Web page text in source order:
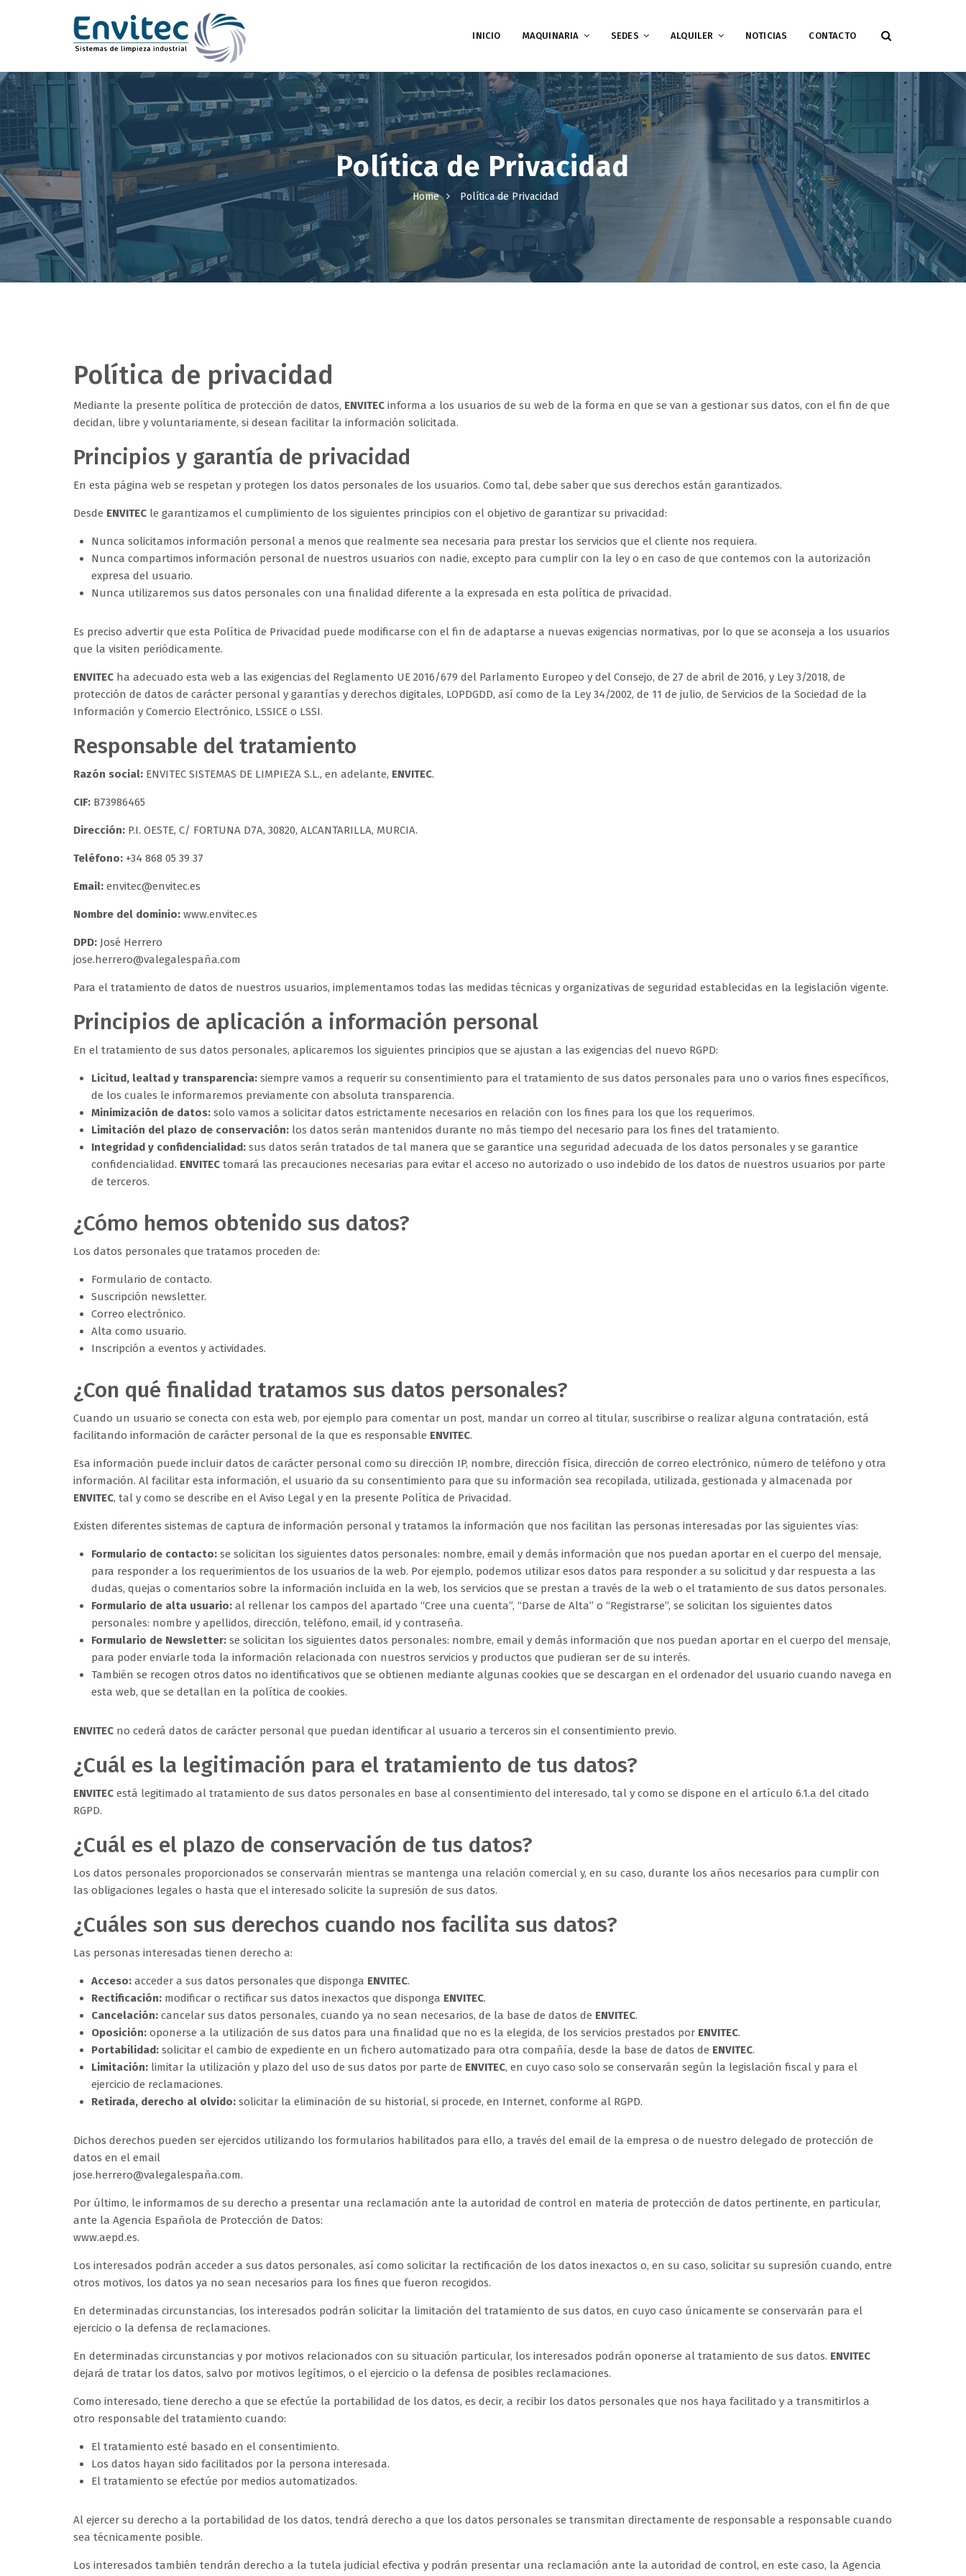
INICIO MAQUINARIA SEDES ALQUILER NOTICIAS CONTACTO
Política de Privacidad
Home Política de Privacidad
Política de privacidad
Mediante la presente política de protección de datos, ENVITEC informa a los usuarios de su web de la forma en que se van a gestionar sus datos, con el fin de que
decidan, libre y voluntariamente, si desean facilitar la información solicitada.
Principios y garantía de privacidad
En esta página web se respetan y protegen los datos personales de los usuarios. Como tal, debe saber que sus derechos están garantizados.
Desde ENVITEC le garantizamos el cumplimiento de los siguientes principios con el objetivo de garantizar su privacidad:
Nunca solicitamos información personal a menos que realmente sea necesaria para prestar los servicios que el cliente nos requiera.
Nunca compartimos información personal de nuestros usuarios con nadie, excepto para cumplir con la ley o en caso de que contemos con la autorización
expresa del usuario.
Nunca utilizaremos sus datos personales con una finalidad diferente a la expresada en esta política de privacidad.
Es preciso advertir que esta Política de Privacidad puede modificarse con el fin de adaptarse a nuevas exigencias normativas, por lo que se aconseja a los usuarios
que la visiten periódicamente.
ENVITEC ha adecuado esta web a las exigencias del Reglamento UE 2016/679 del Parlamento Europeo y del Consejo, de 27 de abril de 2016, y Ley 3/2018, de
protección de datos de carácter personal y garantías y derechos digitales, LOPDGDD, así como de la Ley 34/2002, de 11 de julio, de Servicios de la Sociedad de la
Información y Comercio Electrónico, LSSICE o LSSI.
Responsable del tratamiento
Razón social: ENVITEC SISTEMAS DE LIMPIEZA S.L., en adelante, ENVITEC.
CIF: B73986465
Dirección: P.I. OESTE, C/ FORTUNA D7A, 30820, ALCANTARILLA, MURCIA.
Teléfono: +34 868 05 39 37
Email: envitec@envitec.es
Nombre del dominio: www.envitec.es
DPD: José Herrero
jose.herrero@valegalespaña.com
Para el tratamiento de datos de nuestros usuarios, implementamos todas las medidas técnicas y organizativas de seguridad establecidas en la legislación vigente.
Principios de aplicación a información personal
En el tratamiento de sus datos personales, aplicaremos los siguientes principios que se ajustan a las exigencias del nuevo RGPD:
Licitud, lealtad y transparencia: siempre vamos a requerir su consentimiento para el tratamiento de sus datos personales para uno o varios fines específicos,
de los cuales le informaremos previamente con absoluta transparencia.
Minimización de datos: solo vamos a solicitar datos estrictamente necesarios en relación con los fines para los que los requerimos.
Limitación del plazo de conservación: los datos serán mantenidos durante no más tiempo del necesario para los fines del tratamiento.
Integridad y confidencialidad: sus datos serán tratados de tal manera que se garantice una seguridad adecuada de los datos personales y se garantice
confidencialidad. ENVITEC tomará las precauciones necesarias para evitar el acceso no autorizado o uso indebido de los datos de nuestros usuarios por parte
de terceros.
¿Cómo hemos obtenido sus datos?
Los datos personales que tratamos proceden de:
Formulario de contacto.
Suscripción newsletter.
Correo electrónico.
Alta como usuario.
Inscripción a eventos y actividades.
¿Con qué finalidad tratamos sus datos personales?
Cuando un usuario se conecta con esta web, por ejemplo para comentar un post, mandar un correo al titular, suscribirse o realizar alguna contratación, está
facilitando información de carácter personal de la que es responsable ENVITEC.
Esa información puede incluir datos de carácter personal como su dirección IP, nombre, dirección física, dirección de correo electrónico, número de teléfono y otra
información. Al facilitar esta información, el usuario da su consentimiento para que su información sea recopilada, utilizada, gestionada y almacenada por
ENVITEC, tal y como se describe en el Aviso Legal y en la presente Política de Privacidad.
Existen diferentes sistemas de captura de información personal y tratamos la información que nos facilitan las personas interesadas por las siguientes vías:
Formulario de contacto: se solicitan los siguientes datos personales: nombre, email y demás información que nos puedan aportar en el cuerpo del mensaje,
para responder a los requerimientos de los usuarios de la web. Por ejemplo, podemos utilizar esos datos para responder a su solicitud y dar respuesta a las
dudas, quejas o comentarios sobre la información incluida en la web, los servicios que se prestan a través de la web o el tratamiento de sus datos personales.
Formulario de alta usuario: al rellenar los campos del apartado “Cree una cuenta”, “Darse de Alta” o “Registrarse”, se solicitan los siguientes datos
personales: nombre y apellidos, dirección, teléfono, email, id y contraseña.
Formulario de Newsletter: se solicitan los siguientes datos personales: nombre, email y demás información que nos puedan aportar en el cuerpo del mensaje,
para poder enviarle toda la información relacionada con nuestros servicios y productos que pudieran ser de su interés.
También se recogen otros datos no identificativos que se obtienen mediante algunas cookies que se descargan en el ordenador del usuario cuando navega en
esta web, que se detallan en la política de cookies.
ENVITEC no cederá datos de carácter personal que puedan identificar al usuario a terceros sin el consentimiento previo.
¿Cuál es la legitimación para el tratamiento de tus datos?
ENVITEC está legitimado al tratamiento de sus datos personales en base al consentimiento del interesado, tal y como se dispone en el artículo 6.1.a del citado
RGPD.
¿Cuál es el plazo de conservación de tus datos?
Los datos personales proporcionados se conservarán mientras se mantenga una relación comercial y, en su caso, durante los años necesarios para cumplir con
las obligaciones legales o hasta que el interesado solicite la supresión de sus datos.
¿Cuáles son sus derechos cuando nos facilita sus datos?
Las personas interesadas tienen derecho a:
Acceso: acceder a sus datos personales que disponga ENVITEC.
Rectificación: modificar o rectificar sus datos inexactos que disponga ENVITEC.
Cancelación: cancelar sus datos personales, cuando ya no sean necesarios, de la base de datos de ENVITEC.
Oposición: oponerse a la utilización de sus datos para una finalidad que no es la elegida, de los servicios prestados por ENVITEC.
Portabilidad: solicitar el cambio de expediente en un fichero automatizado para otra compañía, desde la base de datos de ENVITEC.
Limitación: limitar la utilización y plazo del uso de sus datos por parte de ENVITEC, en cuyo caso solo se conservarán según la legislación fiscal y para el
ejercicio de reclamaciones.
Retirada, derecho al olvido: solicitar la eliminación de su historial, si procede, en Internet, conforme al RGPD.
Dichos derechos pueden ser ejercidos utilizando los formularios habilitados para ello, a través del email de la empresa o de nuestro delegado de protección de
datos en el email
jose.herrero@valegalespaña.com.
Por último, le informamos de su derecho a presentar una reclamación ante la autoridad de control en materia de protección de datos pertinente, en particular,
ante la Agencia Española de Protección de Datos:
www.aepd.es.
Los interesados podrán acceder a sus datos personales, así como solicitar la rectificación de los datos inexactos o, en su caso, solicitar su supresión cuando, entre
otros motivos, los datos ya no sean necesarios para los fines que fueron recogidos.
En determinadas circunstancias, los interesados podrán solicitar la limitación del tratamiento de sus datos, en cuyo caso únicamente se conservarán para el
ejercicio o la defensa de reclamaciones.
En determinadas circunstancias y por motivos relacionados con su situación particular, los interesados podrán oponerse al tratamiento de sus datos. ENVITEC
dejará de tratar los datos, salvo por motivos legítimos, o el ejercicio o la defensa de posibles reclamaciones.
Como interesado, tiene derecho a que se efectúe la portabilidad de los datos, es decir, a recibir los datos personales que nos haya facilitado y a transmitirlos a
otro responsable del tratamiento cuando:
El tratamiento esté basado en el consentimiento.
Los datos hayan sido facilitados por la persona interesada.
El tratamiento se efectúe por medios automatizados.
Al ejercer su derecho a la portabilidad de los datos, tendrá derecho a que los datos personales se transmitan directamente de responsable a responsable cuando
sea técnicamente posible.
Los interesados también tendrán derecho a la tutela judicial efectiva y podrán presentar una reclamación ante la autoridad de control, en este caso, la Agencia